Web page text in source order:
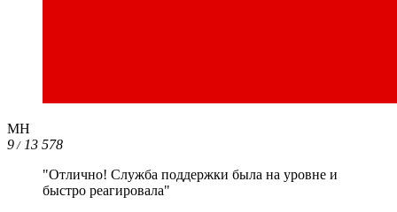
MH
9/13 578
"Отлично! Служба поддержки была на уровне и
быстро реагировала"